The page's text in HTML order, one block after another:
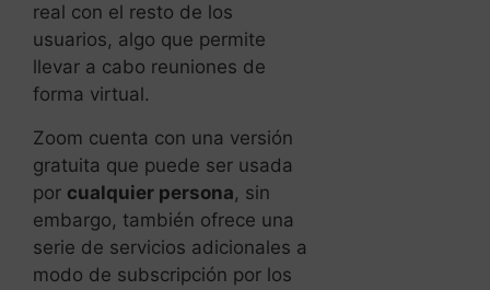
real con el resto de los
usuarios, algo que permite
llevar a cabo reuniones de
forma virtual.
Zoom cuenta con una versión
gratuita que puede ser usada
por cualquier persona, sin
embargo, también ofrece una
serie de servicios adicionales a
modo de subscripción por los